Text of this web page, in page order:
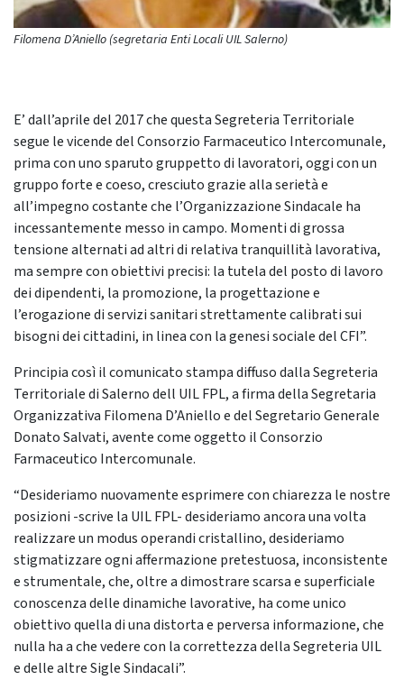
Filomena D’Aniello (segretaria Enti Locali UIL Salerno)
E’ dall’aprile del 2017 che questa Segreteria Territoriale
segue le vicende del Consorzio Farmaceutico Intercomunale,
prima con uno sparuto gruppetto di lavoratori, oggi con un
gruppo forte e coeso, cresciuto grazie alla serietà e
all’impegno costante che l’Organizzazione Sindacale ha
incessantemente messo in campo. Momenti di grossa
tensione alternati ad altri di relativa tranquillità lavorativa,
ma sempre con obiettivi precisi: la tutela del posto di lavoro
dei dipendenti, la promozione, la progettazione e
l’erogazione di servizi sanitari strettamente calibrati sui
bisogni dei cittadini, in linea con la genesi sociale del CFI”.
Principia così il comunicato stampa diffuso dalla Segreteria
Territoriale di Salerno dell UIL FPL, a firma della Segretaria
Organizzativa Filomena D’Aniello e del Segretario Generale
Donato Salvati, avente come oggetto il Consorzio
Farmaceutico Intercomunale.
“Desideriamo nuovamente esprimere con chiarezza le nostre
posizioni -scrive la UIL FPL- desideriamo ancora una volta
realizzare un modus operandi cristallino, desideriamo
stigmatizzare ogni affermazione pretestuosa, inconsistente
e strumentale, che, oltre a dimostrare scarsa e superficiale
conoscenza delle dinamiche lavorative, ha come unico
obiettivo quella di una distorta e perversa informazione, che
nulla ha a che vedere con la correttezza della Segreteria UIL
e delle altre Sigle Sindacali”.